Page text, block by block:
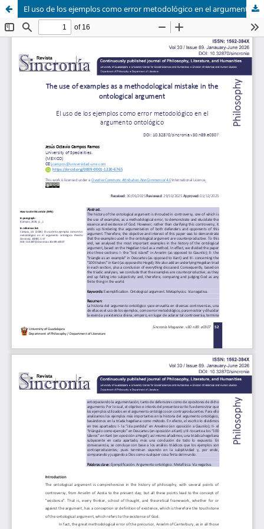
El uso de los ejemplos como error metodológico en el argumento ontológico